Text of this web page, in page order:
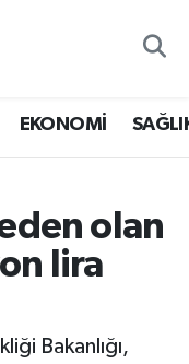
EKONOMİ
olan
lira
Bakanlığı,